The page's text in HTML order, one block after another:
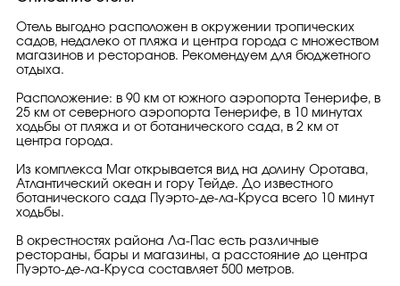
Отель выгодно расположен в окружении тропических
садов, недалеко от пляжа и центра города с множеством
магазинов и ресторанов. Рекомендуем для бюджетного
отдыха.
Расположение: в 90 км от южного аэропорта Тенерифе, в
25 км от северного аэропорта Тенерифе, в 10 минутах
ходьбы от пляжа и от ботанического сада, в 2 км от
центра города.
Из комплекса Mar открывается вид на долину Оротава,
Атлантический океан и гору Тейде. До известного
ботанического сада Пуэрто-де-ла-Круса всего 10 минут
ходьбы.
В окрестностях района Ла-Пас есть различные
рестораны, бары и магазины, а расстояние до центра
Пуэрто-де-ла-Круса составляет 500 метров.